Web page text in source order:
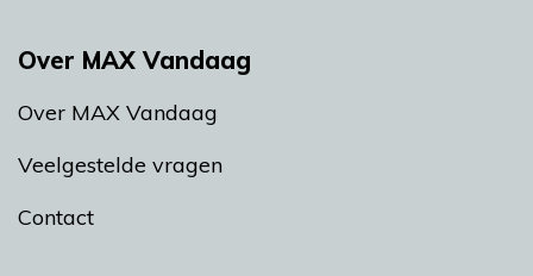
Over MAX Vandaag
Over MAX Vandaag
Veelgestelde vragen
Contact